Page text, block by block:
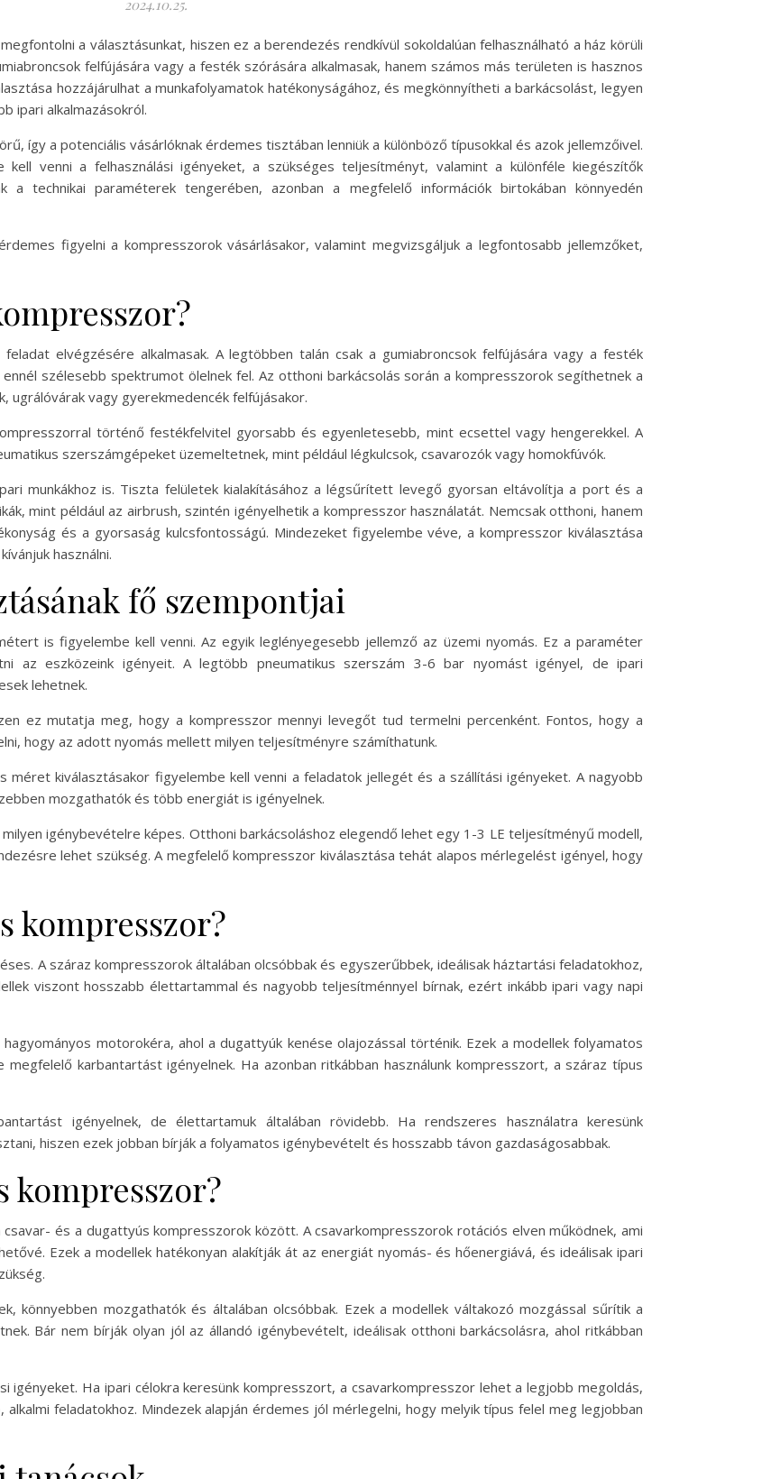
2024.10.25.
a választásunkat, hiszen ez a berendezés rendkívül sokoldalúan felhasználható a ház körüli
felfújására vagy a festék szórására alkalmasak, hanem számos más területen is hasznos
hozzájárulhat a munkafolyamatok hatékonyságához, és megkönnyítheti a barkácsolást, legyen
ipari alkalmazásokról.
így a potenciális vásárlóknak érdemes tisztában lenniük a különböző típusokkal és azok jellemzőivel.
kell venni a felhasználási igényeket, a szükséges teljesítményt, valamint a különféle kiegészítők
a technikai paraméterek tengerében, azonban a megfelelő információk birtokában könnyedén
figyelni a kompresszorok vásárlásakor, valamint megvizsgáljuk a legfontosabb jellemzőket,
elvégzésére alkalmasak. A legtöbben talán csak a gumiabroncsok felfújására vagy a festék
szélesebb spektrumot ölelnek fel. Az otthoni barkácsolás során a kompresszorok segíthetnek a
ugrálóvárak vagy gyerekmedencék felfújásakor.
történő festékfelvitel gyorsabb és egyenletesebb, mint ecsettel vagy hengerekkel. A
szerszámgépeket üzemeltetnek, mint például légkulcsok, csavarozók vagy homokfúvók.
munkákhoz is. Tiszta felületek kialakításához a légsűrített levegő gyorsan eltávolítja a port és a
mint például az airbrush, szintén igényelhetik a kompresszor használatát. Nemcsak otthoni, hanem
és a gyorsaság kulcsfontosságú. Mindezeket figyelembe véve, a kompresszor kiválasztása
használni.
fő szempontjai
is figyelembe kell venni. Az egyik leglényegesebb jellemző az üzemi nyomás. Ez a paraméter
az eszközeink igényeit. A legtöbb pneumatikus szerszám 3-6 bar nyomást igényel, de ipari
lehetnek.
ez mutatja meg, hogy a kompresszor mennyi levegőt tud termelni percenként. Fontos, hogy a
hogy az adott nyomás mellett milyen teljesítményre számíthatunk.
kiválasztásakor figyelembe kell venni a feladatok jellegét és a szállítási igényeket. A nagyobb
mozgathatók és több energiát is igényelnek.
igénybevételre képes. Otthoni barkácsoláshoz elegendő lehet egy 1-3 LE teljesítményű modell,
lehet szükség. A megfelelő kompresszor kiválasztása tehát alapos mérlegelést igényel, hogy
kompresszor?
A száraz kompresszorok általában olcsóbbak és egyszerűbbek, ideálisak háztartási feladatokhoz,
viszont hosszabb élettartammal és nagyobb teljesítménnyel bírnak, ezért inkább ipari vagy napi
motorokéra, ahol a dugattyúk kenése olajozással történik. Ezek a modellek folyamatos
karbantartást igényelnek. Ha azonban ritkábban használunk kompresszort, a száraz típus
igényelnek, de élettartamuk általában rövidebb. Ha rendszeres használatra keresünk
hiszen ezek jobban bírják a folyamatos igénybevételt és hosszabb távon gazdaságosabbak.
kompresszor?
és a dugattyús kompresszorok között. A csavarkompresszorok rotációs elven működnek, ami
Ezek a modellek hatékonyan alakítják át az energiát nyomás- és hőenergiává, és ideálisak ipari
könnyebben mozgathatók és általában olcsóbbak. Ezek a modellek váltakozó mozgással sűrítik a
Bár nem bírják olyan jól az állandó igénybevételt, ideálisak otthoni barkácsolásra, ahol ritkábban
igényeket. Ha ipari célokra keresünk kompresszort, a csavarkompresszor lehet a legjobb megoldás,
feladatokhoz. Mindezek alapján érdemes jól mérlegelni, hogy melyik típus felel meg legjobban